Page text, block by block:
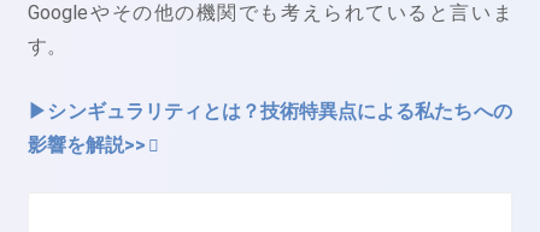
Googleやその他の機関でも考えられていると言いま
す。
▶シンギュラリティとは？技術特異点による私たちへの
影響を解説>>